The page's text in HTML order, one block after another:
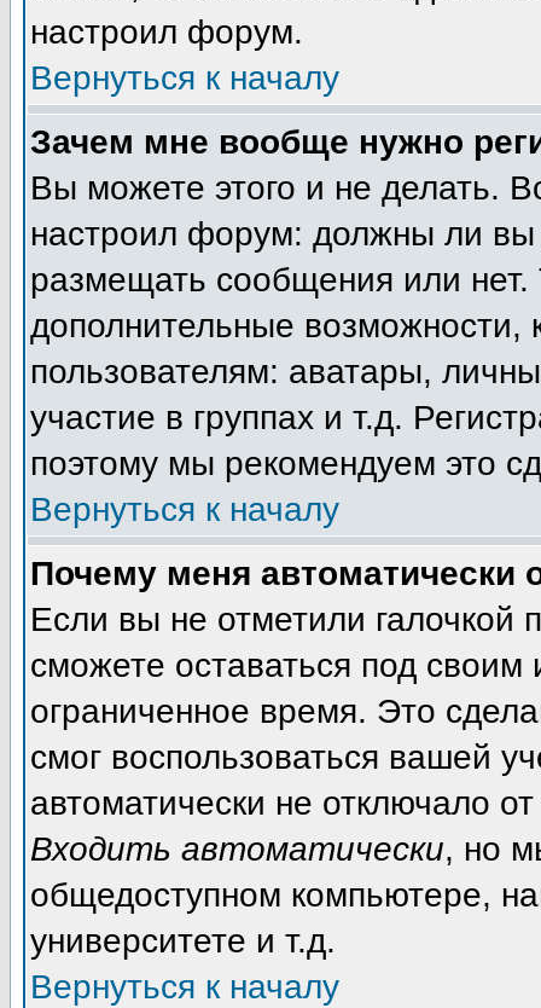
настроил форум.
Вернуться к началу
Зачем мне вообще нужно
Вы можете этого и не делать.
настроил форум: должны ли вы
размещать сообщения или
дополнительные
пользователям: аватары,
участие в группах и т.д.
поэтому мы рекомендуем это
Вернуться к началу
Почему меня автоматически
Если вы не отметили галочкой
сможете оставаться под
ограниченное время. Это
смог воспользоваться вашей
автоматически не отключало
Входить автоматически, но
общедоступном компьютере,
университете и т.д.
Вернуться к началу